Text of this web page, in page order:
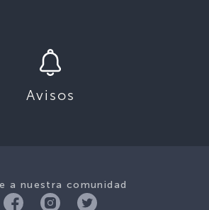
Avisos
a nuestra comunidad